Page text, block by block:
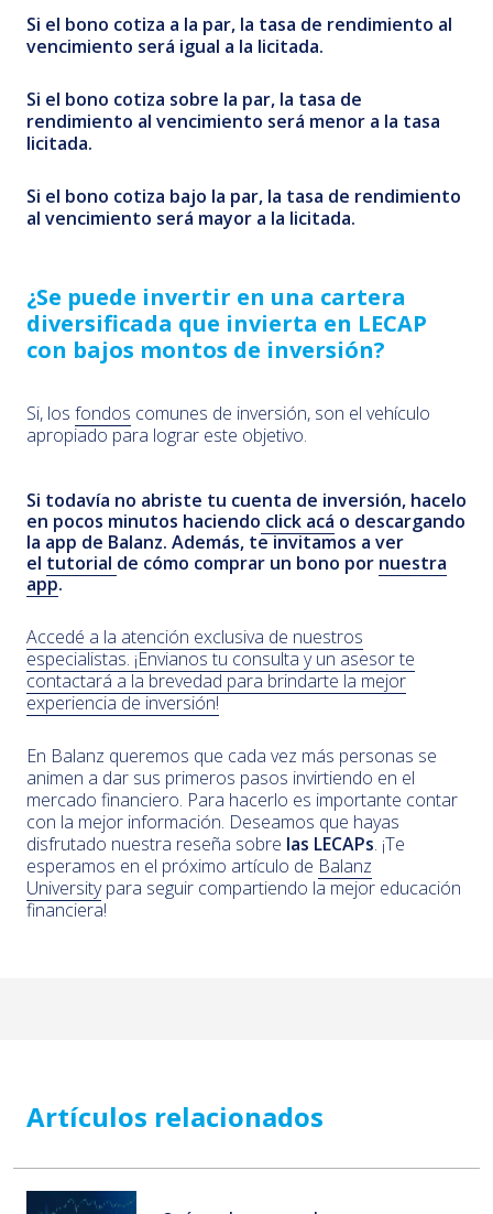
Si el bono cotiza a la par, la tasa de rendimiento al
vencimiento será igual a la licitada.
Si el bono cotiza sobre la par, la tasa de
rendimiento al vencimiento será menor a la tasa
licitada.
Si el bono cotiza bajo la par, la tasa de rendimiento
al vencimiento será mayor a la licitada.
¿Se puede invertir en una cartera
diversificada que invierta en LECAP
con bajos montos de inversión?
Si, los fondos comunes de inversión, son el vehículo
apropiado para lograr este objetivo.
Si todavía no abriste tu cuenta de inversión, hacelo
en pocos minutos haciendo click acá o descargando
la app de Balanz. Además, te invitamos a ver
el tutorial de cómo comprar un bono por nuestra
app.
Accedé a la atención exclusiva de nuestros
especialistas. ¡Envianos tu consulta y un asesor te
contactará a la brevedad para brindarte la mejor
experiencia de inversión!
En Balanz queremos que cada vez más personas se
animen a dar sus primeros pasos invirtiendo en el
mercado financiero. Para hacerlo es importante contar
con la mejor información. Deseamos que hayas
disfrutado nuestra reseña sobre las LECAPs. ¡Te
esperamos en el próximo artículo de Balanz
Universitypara seguir compartiendo la mejor educación
financiera!
Artículos relacionados